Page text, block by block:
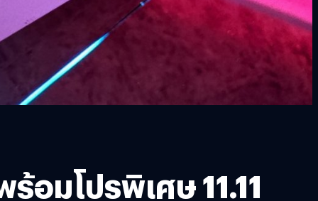
อมโปรพิเศษ 11.11